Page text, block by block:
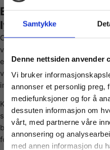
Samtykke
Denne nettsiden anvender
Vi bruker
annonser et personlig preg,
mediefunksjoner og for å
dessuten informasjon om
vårt, med partnerne våre
annonsering og
med annen informasjon du
Et detaljrikt
lys
Christmas Spirit byr på en
vintertoner og varme
eller stearinlys. Små detaljer i
variasjon i puslingen, samtidig
innbydende.
Kontrastene mellom mørke
skaper naturlige soner å jobbe
både strukturert og spennende
ferdige motivet gir en ekte
Vil
10%
Meld deg på vårt
gode tilbud og